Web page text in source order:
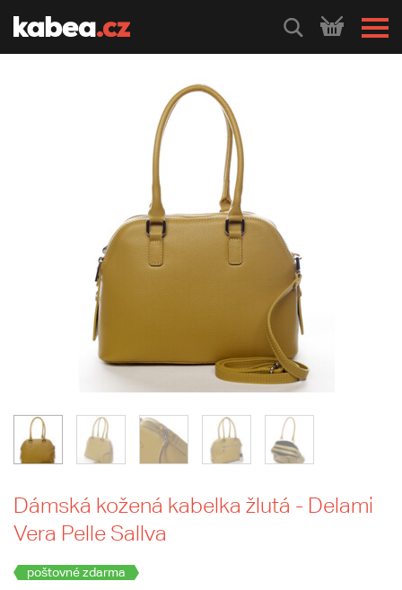
HLEDEJ
Dámská kožená kabelka žlutá - Delami
Vera Pelle Sallva
poštovné zdarma